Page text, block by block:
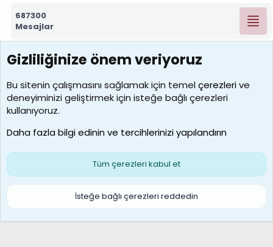
687300
Mesajlar
7390
Kullanıcılar
MosesBrownHayranı
Son üye
Çerezler
S
Gizliliğinize önem veriyoruz
Bu sitenin çalışmasını sağlamak için temelçerezlerive
deneyiminizi geliştirmek için isteğe bağlı çerezleri
kullanıyoruz.
Daha fazla bilgi edinin ve tercihlerinizi yapılandırın
Tüm çerezleri kabul et
İsteğe bağlı çerezleri reddedin